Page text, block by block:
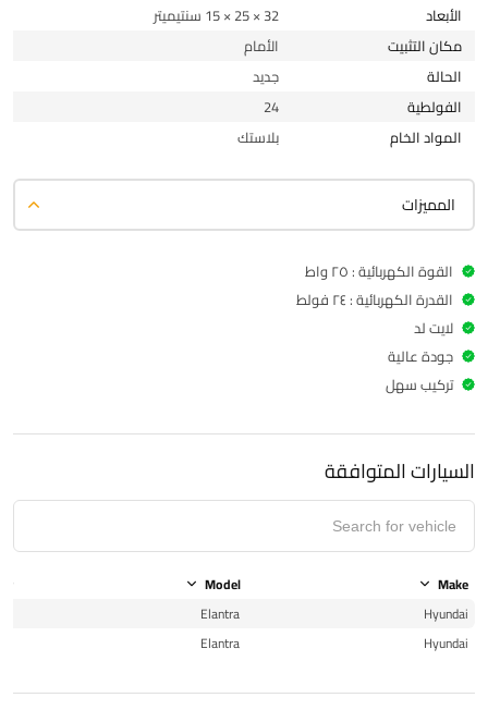
الأبعاد
32 × 25 × 15 سنتيميتر
مكان التثبيت
الأمام
الحالة
جديد
الفولطية
24
المواد الخام
بلاستك
المميزات
القوة الكهربائية : ٢٥ واط
القدرة الكهربائية : ٢٤ فولط
لايت لد
جودة عالية
تركيب سهل
السيارات المتوافقة
Make
Model
Hyundai
Elantra
Hyundai
Elantra